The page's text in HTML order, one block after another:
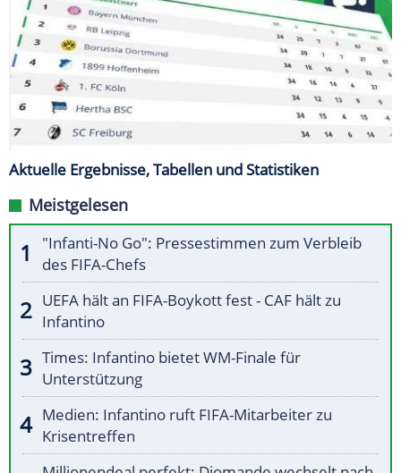
Aktuelle Ergebnisse, Tabellen und Statistiken
Meistgelesen
"Infanti-No Go": Pressestimmen zum Verbleib
des FIFA-Chefs
UEFA hält an FIFA-Boykott fest - CAF hält zu
Infantino
Times: Infantino bietet WM-Finale für
Unterstützung
Medien: Infantino ruft FIFA-Mitarbeiter zu
Krisentreffen